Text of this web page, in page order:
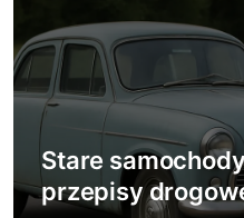
u
Stare
przepisy